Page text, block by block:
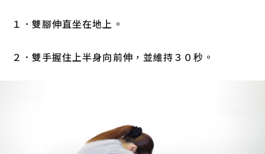
１．雙腳伸直坐在地上。
２．雙手握住上半身向前伸，並維持３０秒。